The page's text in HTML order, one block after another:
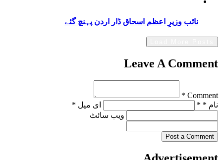
نائب وزیرِ اعظم اسحاق ڈار اردن پہنچ گئے
Leave A Comment
Comment *
نام * *
ای میل *
ویب‌ سائٹ
Post a Comment